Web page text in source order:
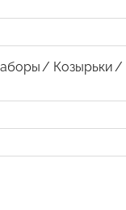
Козырьки